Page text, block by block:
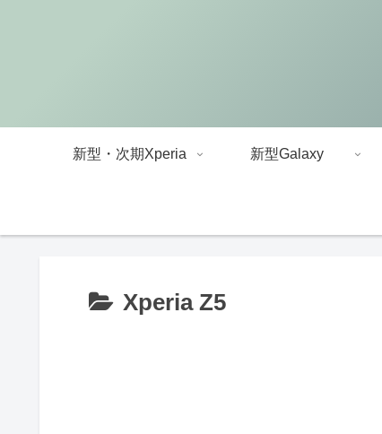
新型・次期Xperia 新型Galaxy
Xperia Z5